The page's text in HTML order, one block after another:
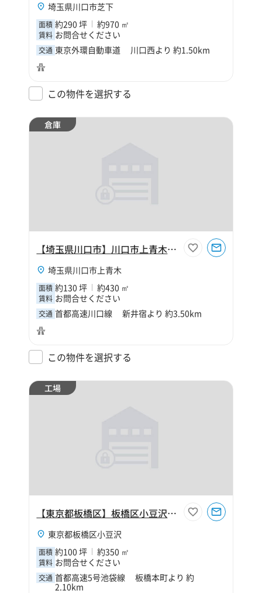
埼玉県川口市芝下
面積 約290 坪 約970 ㎡
賃料 お問合せください
交通 東京外環自動車道 川口西より 約1.50km
この物件を選択する
倉庫
【埼玉県川口市】川口市上青木2丁目130坪倉庫
埼玉県川口市上青木
面積 約130 坪 約430 ㎡
賃料 お問合せください
交通 首都高速川口線 新井宿より 約3.50km
この物件を選択する
工場
【東京都板橋区】板橋区小豆沢2丁目100坪工場
東京都板橋区小豆沢
面積 約100 坪 約350 ㎡
賃料 お問合せください
交通 首都高速5号池袋線 板橋本町より 約
2.10km